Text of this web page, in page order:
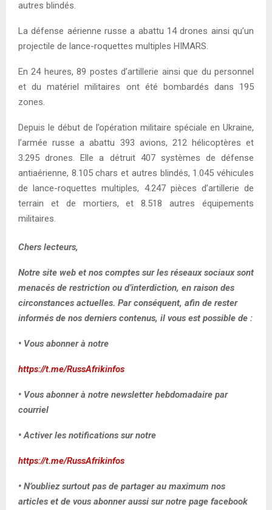
autres blindés.
La défense aérienne russe a abattu 14 drones ainsi qu’un
projectile de lance-roquettes multiples HIMARS.
En 24 heures, 89 postes d’artillerie ainsi que du personnel
et du matériel militaires ont été bombardés dans 195
zones.
Depuis le début de l’opération militaire spéciale en Ukraine,
l’armée russe a abattu 393 avions, 212 hélicoptères et
3.295 drones. Elle a détruit 407 systèmes de défense
antiaérienne, 8.105 chars et autres blindés, 1.045 véhicules
de lance-roquettes multiples, 4.247 pièces d’artillerie de
terrain et de mortiers, et 8.518 autres équipements
militaires.
Chers lecteurs,
Notre site web et nos comptes sur les réseaux sociaux sont
menacés de restriction ou d’interdiction, en raison des
circonstances actuelles. Par conséquent, afin de rester
informés de nos derniers contenus, il vous est possible de :
• Vous abonner à notre
https://t.me/RussAfrikinfos
• Vous abonner à notre newsletter hebdomadaire par
courriel
• Activer les notifications sur notre
https://t.me/RussAfrikinfos
• N’oubliez surtout pas de partager au maximum nos
articles et de vous abonner aussi sur notre page facebook